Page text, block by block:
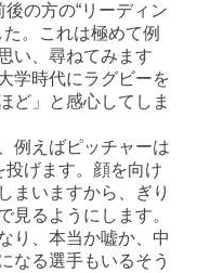
の方の“リーディン
。これは極めて例
い、尋ねてみます
学時代にラグビーを
ど」と感心してしま
例えばピッチャーは
げます。顔を向け
まいますから、ぎり
見るようにします。
り、本当か嘘か、中
なる選手もいるそう